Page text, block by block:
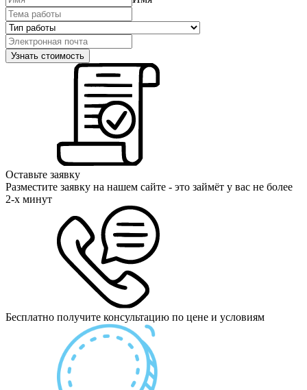
Оставьте заявку
Разместите заявку на нашем сайте - это займёт у вас не более
2-х минут
Бесплатно получите консультацию по цене и условиям